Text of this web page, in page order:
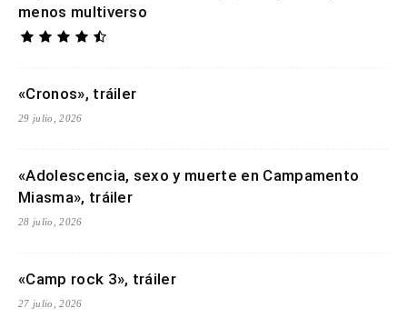
menos multiverso
«Cronos», tráiler
29 julio, 2026
«Adolescencia, sexo y muerte en Campamento
Miasma», tráiler
28 julio, 2026
«Camp rock 3», tráiler
27 julio, 2026